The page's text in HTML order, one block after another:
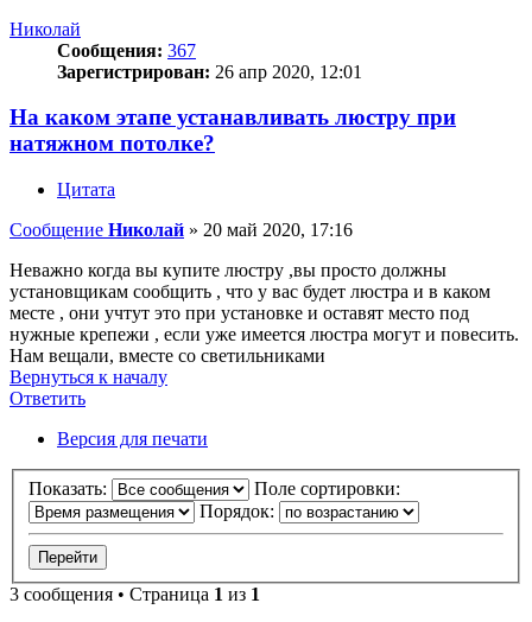
Николай
Сообщения: 367
Зарегистрирован: 26 апр 2020, 12:01
На каком этапе устанавливать люстру при
натяжном потолке?
Цитата
Сообщение Николай » 20 май 2020, 17:16
Неважно когда вы купите люстру ,вы просто должны
установщикам сообщить , что у вас будет люстра и в каком
месте , они учтут это при установке и оставят место под
нужные крепежи , если уже имеется люстра могут и повесить.
Нам вещали, вместе со светильниками
Вернуться к началу
Ответить
Ответить
Версия для печати
Показать:
Поле сортировки:
Порядок:
3 сообщения • Страница 1 из 1